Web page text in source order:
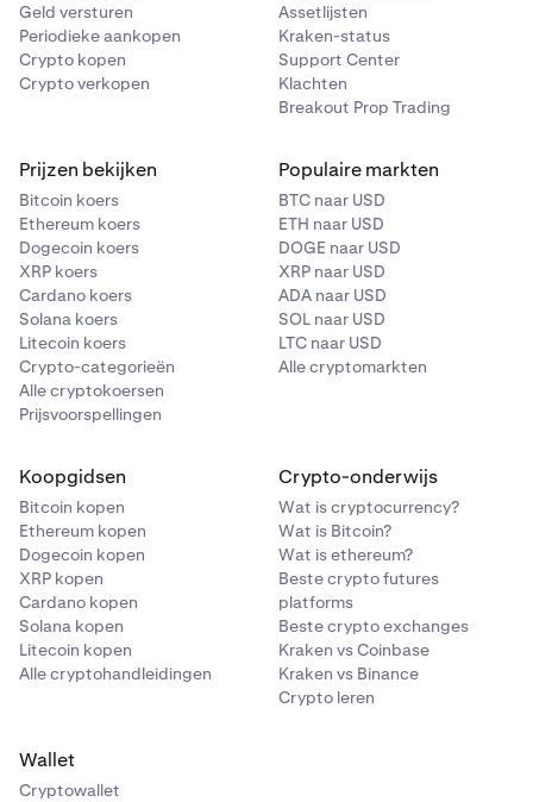
Geld versturen
Periodieke aankopen
Crypto kopen
Crypto verkopen
Assetlijsten
Kraken-status
Support Center
Klachten
Breakout Prop Trading
Prijzen bekijken
Bitcoin koers
Ethereum koers
Dogecoin koers
XRP koers
Cardano koers
Solana koers
Litecoin koers
Crypto-categorieën
Alle cryptokoersen
Prijsvoorspellingen
Populaire markten
BTC naar USD
ETH naar USD
DOGE naar USD
XRP naar USD
ADA naar USD
SOL naar USD
LTC naar USD
Alle cryptomarkten
Koopgidsen
Bitcoin kopen
Ethereum kopen
Dogecoin kopen
XRP kopen
Cardano kopen
Solana kopen
Litecoin kopen
Alle cryptohandleidingen
Crypto-onderwijs
Wat is cryptocurrency?
Wat is Bitcoin?
Wat is ethereum?
Beste crypto futures
platforms
Beste crypto exchanges
Kraken vs Coinbase
Kraken vs Binance
Crypto leren
Wallet
Cryptowallet